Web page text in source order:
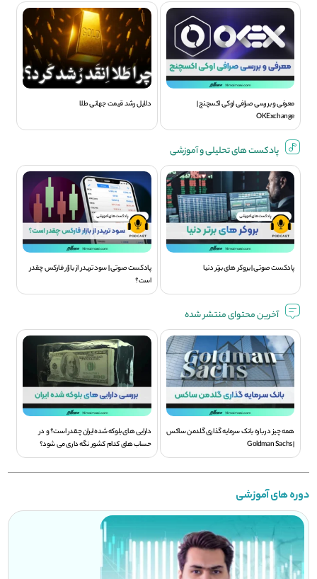
معرفی و بررسی صرافی اوکی اکسچنج |
OKExchange
دلایل رشد قیمت جهانی طلا
پادکست های تحلیلی و آموزشی
پادکست صوتی | بروکر های برتر دنیا
پادکست صوتی | سود تريدر از بازار فارکس چقدر
است؟
آخرین محتوای منتشر شده
همه چیز درباره بانک سرمایه گذاری گلدمن ساکس
| Goldman Sachs
دارایی های بلوکه شده ایران چقدر است؟ و در
حساب های کدام کشور نگه داری می شود؟
دوره های آموزشی